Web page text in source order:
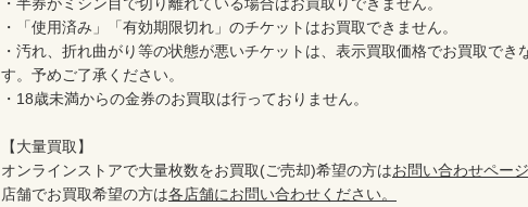
・半券がミシン目で切り離れている場合はお買取りできません。
・「使用済み」「有効期限切れ」のチケットはお買取できません。
・汚れ、折れ曲がり等の状態が悪いチケットは、表示買取価格でお買取でき
す。予めご了承ください。
・18歳未満からの金券のお買取は行っておりません。
【大量買取】
オンラインストアで大量枚数をお買取(ご売却)希望の方はお問い合わせページ
店舗でお買取希望の方は各店舗にお問い合わせください。